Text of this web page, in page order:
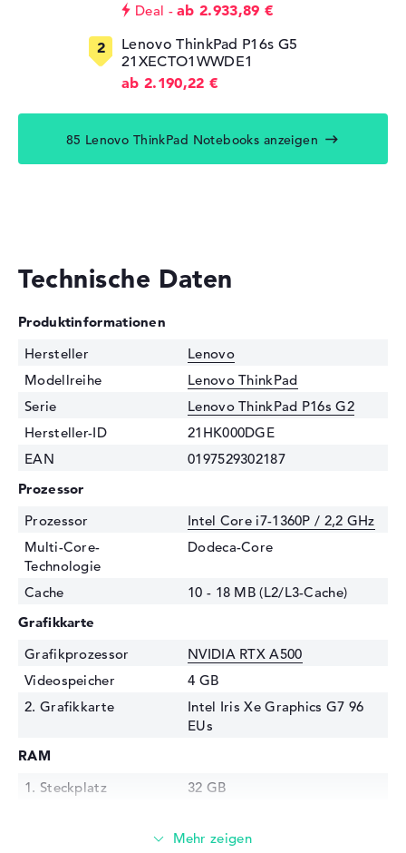
Deal
ab 2.933,89 €
Lenovo ThinkPad P16s G5
21XECTO1WWDE1
ab 2.190,22 €
85 Lenovo ThinkPad Notebooks anzeigen
Technische Daten
Produktinformationen
Hersteller
Lenovo
Modellreihe
Lenovo ThinkPad
Serie
Lenovo ThinkPad P16s G2
Hersteller-ID
21HK000DGE
EAN
0197529302187
Prozessor
Prozessor
Intel Core i7-1360P / 2,2 GHz
Multi-Core-
Technologie
Dodeca-Core
Cache
10 - 18 MB (L2/L3-Cache)
Grafikkarte
Grafikprozessor
NVIDIA RTX A500
Videospeicher
4 GB
2. Grafikkarte
Intel Iris Xe Graphics G7 96
EUs
RAM
1. Steckplatz
32 GB
LPDDR5X - 7500 MHZ